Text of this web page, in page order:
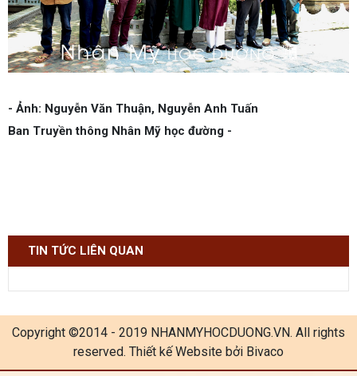
- Ảnh: Nguyễn Văn Thuận, Nguyễn Anh Tuấn
Ban Truyền thông Nhân Mỹ học đường -
TIN TỨC LIÊN QUAN
Copyright ©2014 - 2019 NHANMYHOCDUONG.VN. All rights
reserved. Thiết kế Website bởi Bivaco